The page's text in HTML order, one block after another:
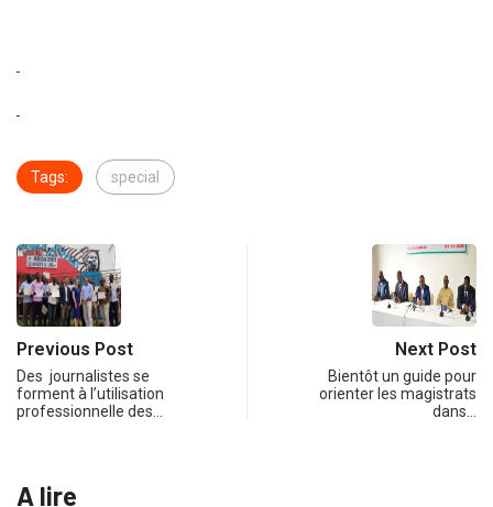
Tags: special
Previous Post
Des journalistes se
forment à l’utilisation
professionnelle des…
Next Post
Bientôt un guide pour
orienter les magistrats
dans…
A lire